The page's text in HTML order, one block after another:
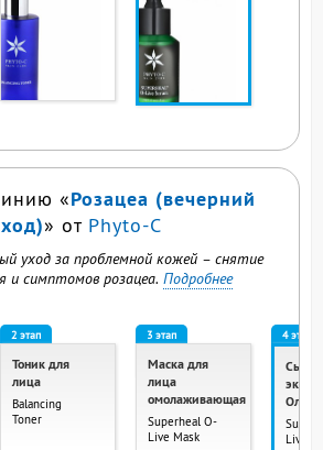
«Розацеа (вечерний
» от Phyto-C
уход за проблемной кожей – снятие
и симптомов розацеа. Подробнее
2 этап
Тоник для
лица
Balancing
Toner
3 этап
Маска для
лица
омолаживающая
Superheal O-
Live Mask
4 этап
Оливы
Live